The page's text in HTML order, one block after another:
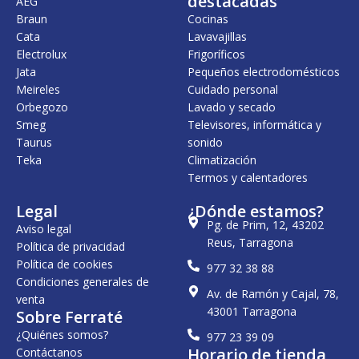
5
5
,
0
€
.
.
Braun
Cata
Electrolux
Jata
Meireles
Orbegozo
Smeg
Taurus
Teka
Cocinas
Lavavajillas
Frigoríficos
Pequeños electrodomésticos
Cuidado personal
Lavado y secado
Televisores, informática y
sonido
Climatización
Termos y calentadores
Legal
Aviso legal
Política de privacidad
Política de cookies
Condiciones generales de
venta
Sobre Ferraté
¿Quiénes somos?
Contáctanos
¿Dónde estamos?
Pg. de Prim, 12, 43202
Reus, Tarragona
977 32 38 88
Av. de Ramón y Cajal, 78,
43001 Tarragona
977 23 39 09
Horario de tienda